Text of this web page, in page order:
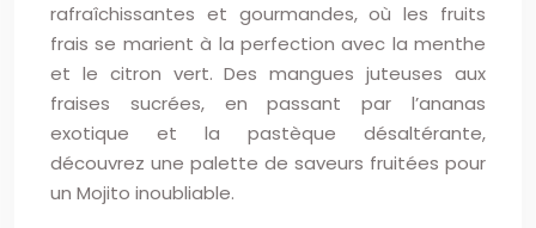
rafraîchissantes et gourmandes, où les fruits
frais se marient à la perfection avec la menthe
et le citron vert. Des mangues juteuses aux
fraises sucrées, en passant par l’ananas
exotique et la pastèque désaltérante,
découvrez une palette de saveurs fruitées pour
un Mojito inoubliable.